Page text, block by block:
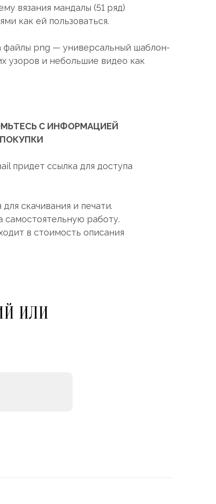
вязания мандалы (51 ряд)
как ей пользоваться.
файлы png — универсальный шаблон-
узоров и небольшие видео как
С ИНФОРМАЦИЕЙ
придет ссылка для доступа
скачивания и печати.
самостоятельную работу.
в стоимость описания
ИЛИ